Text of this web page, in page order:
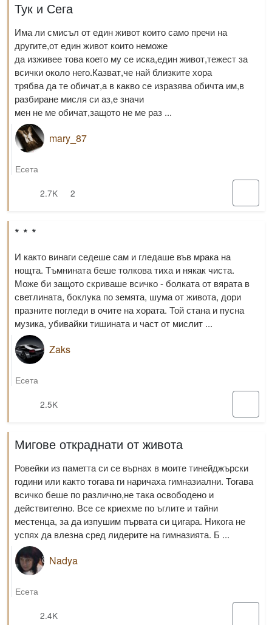
Тук и Сега
Има ли смисъл от един живот които само пречи на
другите,от един живот които неможе
да изживее това което му се иска,един живот,тежест за
всички около него.Казват,че най близките хора
трябва да те обичат,а в какво се изразява обичта им,в
разбиране мисля си аз,е значи
мен не ме обичат,защото не ме раз ...
mary_87
Есета
2.7K
2
* * *
И както винаги седеше сам и гледаше във мрака на
нощта. Тъмнината беше толкова тиха и някак чиста.
Може би защото скриваше всичко - болката от вярата в
светлината, боклука по земята, шума от живота, дори
празните погледи в очите на хората. Той стана и пусна
музика, убивайки тишината и част от мислит ...
Zaks
Есета
2.5K
Мигове откраднати от живота
Ровейки из паметта си се върнах в моите тинейджърски
години или както тогава ги наричаха гимназиални. Тогава
всичко беше по различно,не така освободено и
действително. Все се криехме по ъглите и тайни
местенца, за да изпушим първата си цигара. Никога не
успях да влезна сред лидерите на гимназията. Б ...
Nadya
Есета
2.4K